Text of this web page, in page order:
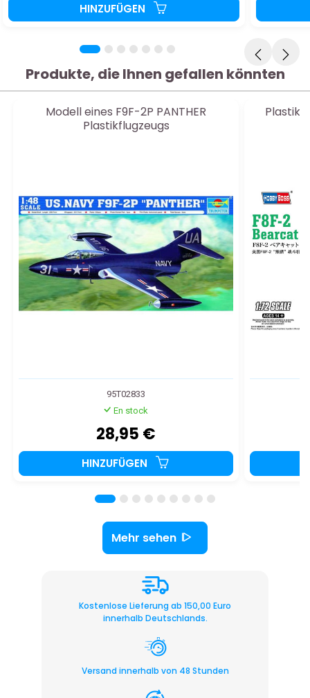
HINZUFÜGEN
Produkte, die Ihnen gefallen könnten
Modell eines F9F-2P PANTHER
Plastikflugzeugs
95T02833
En stock
28,95 €
HINZUFÜGEN
Mehr sehen
Kostenlose Lieferung ab 150,00 Euro
innerhalb Deutschlands.
Versand innerhalb von 48 Stunden